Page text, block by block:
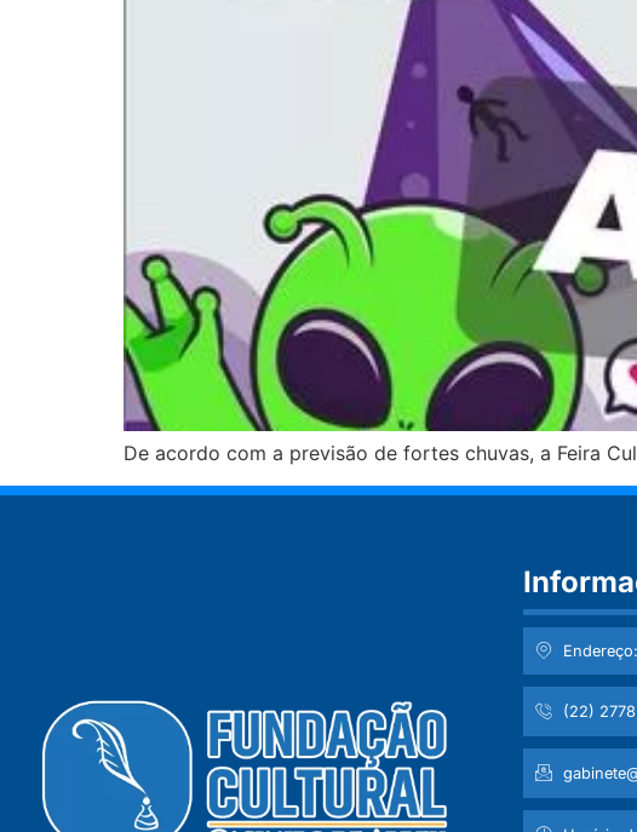
De acordo com a previsão de fortes chuvas, a Feira
(22)